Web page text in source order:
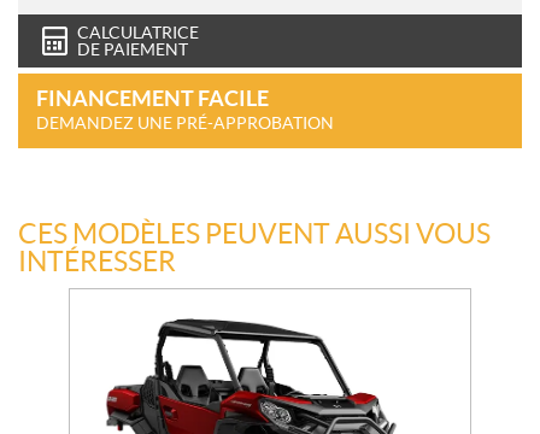
CALCULATRICE
DE PAIEMENT
FINANCEMENT FACILE
DEMANDEZ UNE PRÉ-APPROBATION
CES MODÈLES PEUVENT AUSSI VOUS
INTÉRESSER